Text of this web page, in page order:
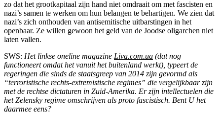
zo dat het grootkapitaal zijn hand niet omdraait om met fascisten en
nazi’s samen te werken om hun belangen te behartigen. We zien dat
nazi’s zich onthouden van antisemitische uitbarstingen in het
openbaar. Ze willen gewoon het geld van de Joodse oligarchen niet
laten vallen.
SWS: Het linkse oneline magazine Liva.com.ua (dat nog
functioneert omdat het vanuit het buitenland werkt), typeert de
regeringen die sinds de staatsgreep van 2014 zijn gevormd als
“terroristische rechts-extremistische regimes” die vergelijkbaar zijn
met de rechtse dictaturen in Zuid-Amerika. Er zijn intellectuelen die
het Zelensky regime omschrijven als proto fascistisch. Bent U het
daarmee eens?